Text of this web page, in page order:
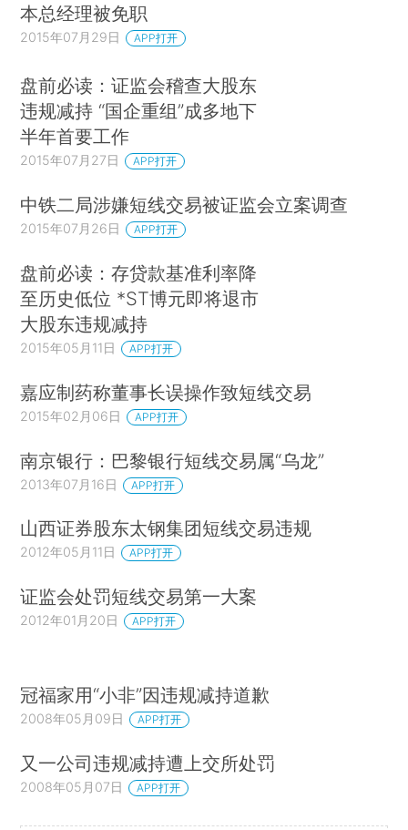
本总经理被免职
2015年07月29日 APP打开
盘前必读：证监会稽查大股东
违规减持 “国企重组”成多地下
半年首要工作
2015年07月27日 APP打开
中铁二局涉嫌短线交易被证监会立案调查
2015年07月26日 APP打开
盘前必读：存贷款基准利率降
至历史低位 *ST博元即将退市
大股东违规减持
2015年05月11日 APP打开
嘉应制药称董事长误操作致短线交易
2015年02月06日 APP打开
南京银行：巴黎银行短线交易属“乌龙”
2013年07月16日 APP打开
山西证券股东太钢集团短线交易违规
2012年05月11日 APP打开
证监会处罚短线交易第一大案
2012年01月20日 APP打开
冠福家用“小非”因违规减持道歉
2008年05月09日 APP打开
又一公司违规减持遭上交所处罚
2008年05月07日 APP打开